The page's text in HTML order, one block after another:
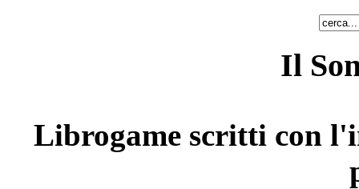
Il
Librogame scritti con